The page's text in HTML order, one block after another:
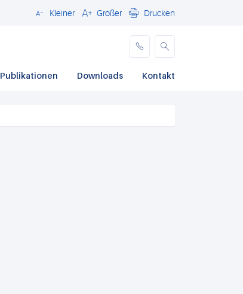
Schließen
Kleiner Größer Drucken
Publikationen Downloads Kontakt